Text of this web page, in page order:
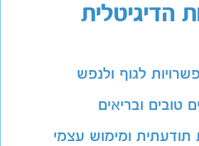
הדיגיטלית
לגוף ולנפש
טובים ובריאים
ומימוש עצמי